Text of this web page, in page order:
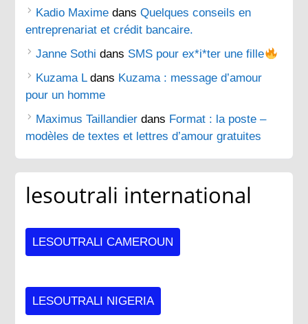
Kadio Maxime dansQuelques conseils en
entreprenariat et crédit bancaire.
Janne Sothi dans SMS pour ex*i*ter une fille
Kuzama Ldans Kuzama : message d’amour
pour un homme
Maximus Taillandier dans Format : la poste –
modèles de textes et lettres d’amour gratuites
lesoutrali international
LESOUTRALI CAMEROUN
LESOUTRALI NIGERIA